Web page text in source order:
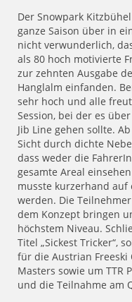
Der Snowpark
ganze Saison über in
nicht verwunderlich,
als 80 hoch motivierte
zur zehnten Ausgabe
Hanglalm einfanden.
sehr hoch und alle
Session, bei der es
Jib Line gehen sollte.
Sicht durch dichte
dass weder die
gesamte Areal
musste kurzerhand
werden. Die
dem Konzept bringen
höchstem Niveau.
Titel „Sickest Tricker“,
für die Austrian
Masters sowie um TTR
und die Teilnahme am